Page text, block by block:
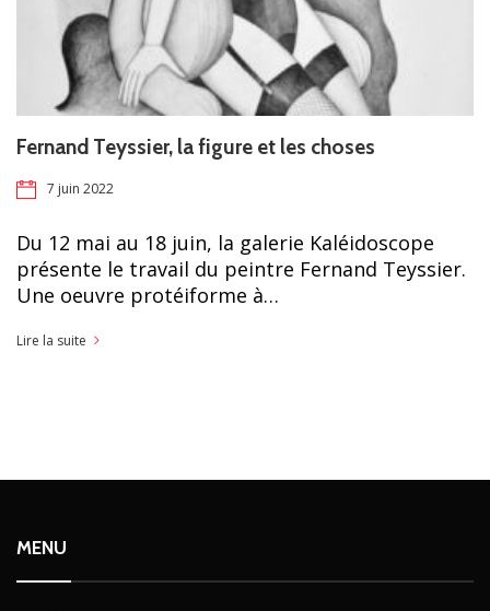
Fernand Teyssier, la figure et les choses
7 juin 2022
Du 12 mai au 18 juin, la galerie Kaléidoscope
présente le travail du peintre Fernand Teyssier.
Une oeuvre protéiforme à…
Lire la suite
MENU